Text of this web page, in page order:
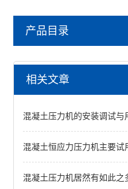
产品目录
混凝土压力机
混凝土压力试验机
混凝土试验机
查
相关文章
混凝土压力机的安装调试与
混凝土恒应力压力机主要试
混凝土压力机居然有如此之